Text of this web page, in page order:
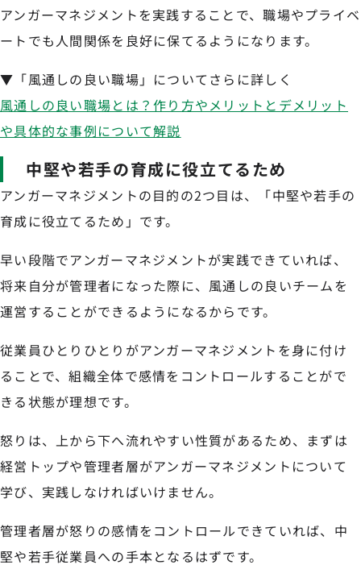
アンガーマネジメントを実践することで、職場やプライベ
ートでも人間関係を良好に保てるようになります。
▼「風通しの良い職場」についてさらに詳しく
風通しの良い職場とは？作り方やメリットとデメリット
や具体的な事例について解説
中堅や若手の育成に役立てるため
アンガーマネジメントの目的の2つ目は、「中堅や若手の
育成に役立てるため」です。
早い段階でアンガーマネジメントが実践できていれば、
将来自分が管理者になった際に、風通しの良いチームを
運営することができるようになるからです。
従業員ひとりひとりがアンガーマネジメントを身に付け
ることで、組織全体で感情をコントロールすることがで
きる状態が理想です。
怒りは、上から下へ流れやすい性質があるため、まずは
経営トップや管理者層がアンガーマネジメントについて
学び、実践しなければいけません。
管理者層が怒りの感情をコントロールできていれば、中
堅や若手従業員への手本となるはずです。